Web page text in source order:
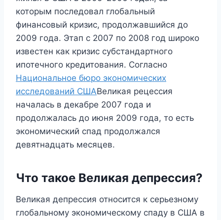
которым последовал глобальный
финансовый кризис, продолжавшийся до
2009 года. Этап с 2007 по 2008 год широко
известен как кризис субстандартного
ипотечного кредитования. Согласно
Национальное бюро экономических
исследований СШАВеликая рецессия
началась в декабре 2007 года и
продолжалась до июня 2009 года, то есть
экономический спад продолжался
девятнадцать месяцев.
Что такое Великая депрессия?
Великая депрессия относится к серьезному
глобальному экономическому спаду в США в